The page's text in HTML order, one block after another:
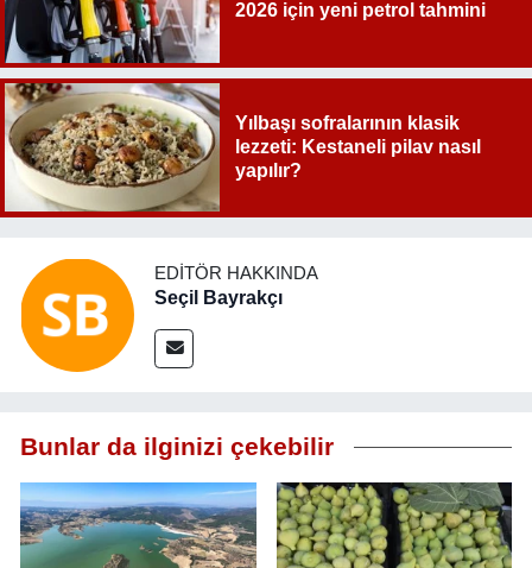
2026 için yeni petrol tahmini
Yılbaşı sofralarının klasik
lezzeti: Kestaneli pilav nasıl
yapılır?
EDITÖR HAKKINDA
Seçil Bayrakçı
Bunlar da ilginizi çekebilir